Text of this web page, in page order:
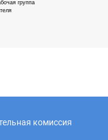
группа
комиссия